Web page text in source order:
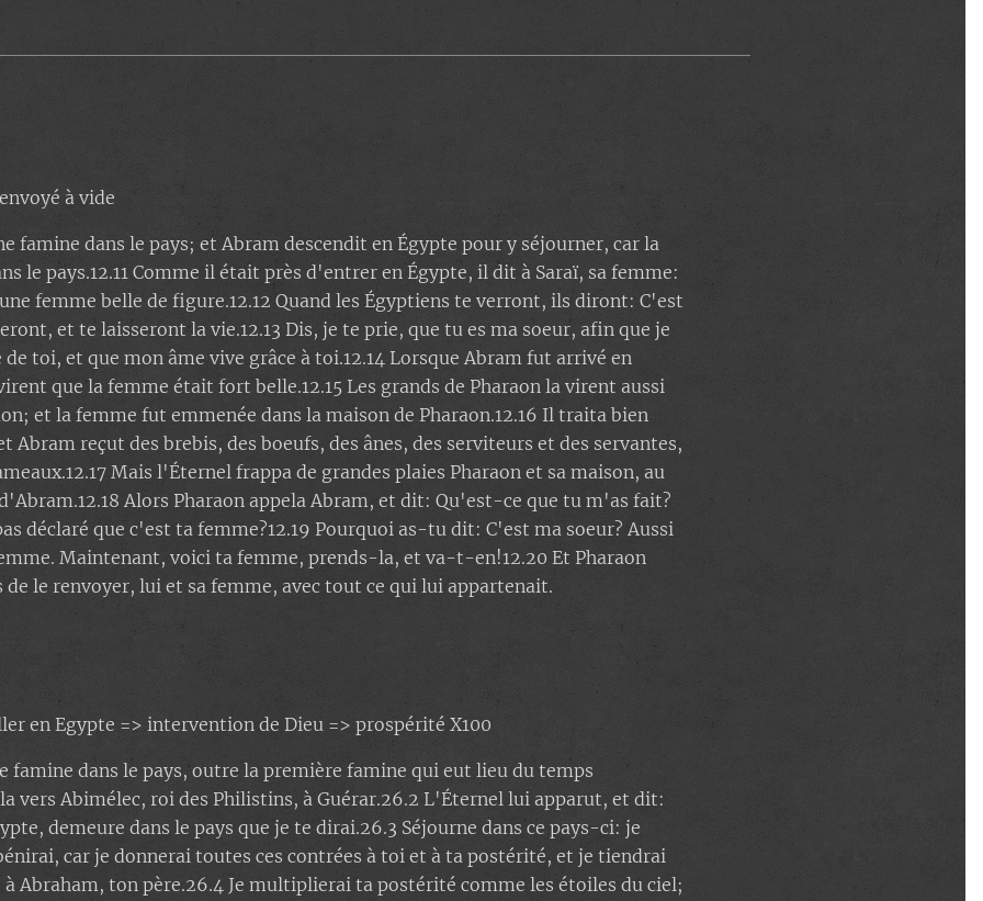
à vide
famine dans le pays; et Abram descendit en Égypte pour y séjourner, car la
le pays.12.11 Comme il était près d'entrer en Égypte, il dit à Saraï, sa femme:
femme belle de figure.12.12 Quand les Égyptiens te verront, ils diront: C'est
et te laisseront la vie.12.13 Dis, je te prie, que tu es ma soeur, afin que je
toi, et que mon âme vive grâce à toi.12.14 Lorsque Abram fut arrivé en
que la femme était fort belle.12.15 Les grands de Pharaon la virent aussi
et la femme fut emmenée dans la maison de Pharaon.12.16 Il traita bien
Abram reçut des brebis, des boeufs, des ânes, des serviteurs et des servantes,
Mais l'Éternel frappa de grandes plaies Pharaon et sa maison, au
Alors Pharaon appela Abram, et dit: Qu'est-ce que tu m'as fait?
déclaré que c'est ta femme?12.19 Pourquoi as-tu dit: C'est ma soeur? Aussi
Maintenant, voici ta femme, prends-la, et va-t-en!12.20 Et Pharaon
de le renvoyer, lui et sa femme, avec tout ce qui lui appartenait.
en Egypte => intervention de Dieu => prospérité X100
famine dans le pays, outre la première famine qui eut lieu du temps
vers Abimélec, roi des Philistins, à Guérar.26.2 L'Éternel lui apparut, et dit:
demeure dans le pays que je te dirai.26.3 Séjourne dans ce pays-ci: je
car je donnerai toutes ces contrées à toi et à ta postérité, et je tiendrai
Abraham, ton père.26.4 Je multiplierai ta postérité comme les étoiles du ciel;